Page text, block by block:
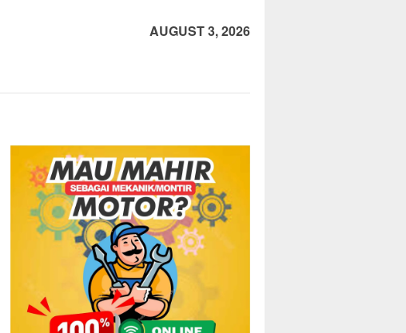
AUGUST 3, 2026